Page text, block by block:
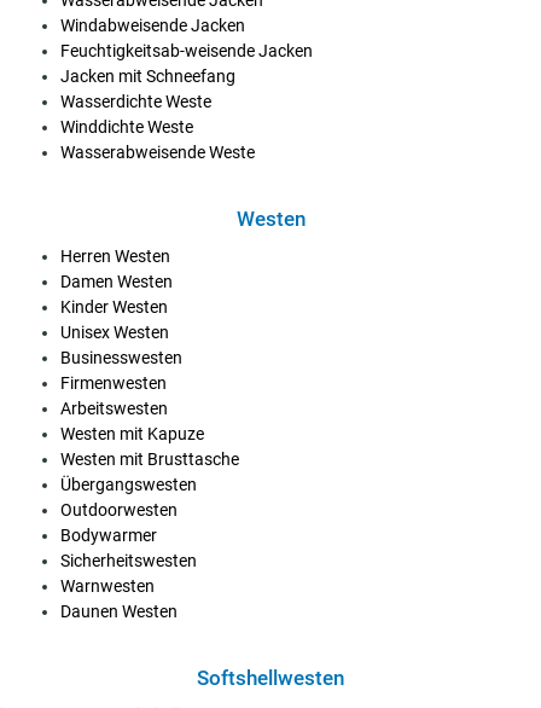
Windabweisende Jacken
Feuchtigkeitsab-weisende Jacken
Jacken mit Schneefang
Wasserdichte Weste
Winddichte Weste
Wasserabweisende Weste
Westen
Herren Westen
Damen Westen
Kinder Westen
Unisex Westen
Businesswesten
Firmenwesten
Arbeitswesten
Westen mit Kapuze
Westen mit Brusttasche
Übergangswesten
Outdoorwesten
Bodywarmer
Sicherheitswesten
Warnwesten
Daunen Westen
Softshellwesten